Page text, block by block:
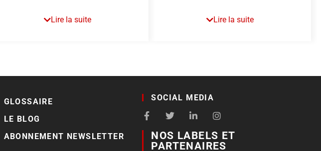
chronophage est pour nous une
Lire la suite
semestriel). Cette étape
problématique RGPD
RGPD en lien avec notre DPO ,
gestion du registre des
traitements).
Lire la suite
GLOSSAIRE
LE BLOG
ABONNEMENT NEWSLETTER
SOCIAL MEDIA
NOS LABELS ET
PARTENAIRES